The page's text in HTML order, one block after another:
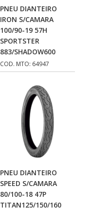
Adicionar Ao
Carrinho
PNEU DIANTEIRO
IRON S/CAMARA
100/90-19 57H
SPORTSTER
883/SHADOW600
COD. MTO: 64947
Adicionar Ao
Carrinho
PNEU DIANTEIRO
SPEED S/CAMARA
80/100-18 47P
TITAN125/150/160